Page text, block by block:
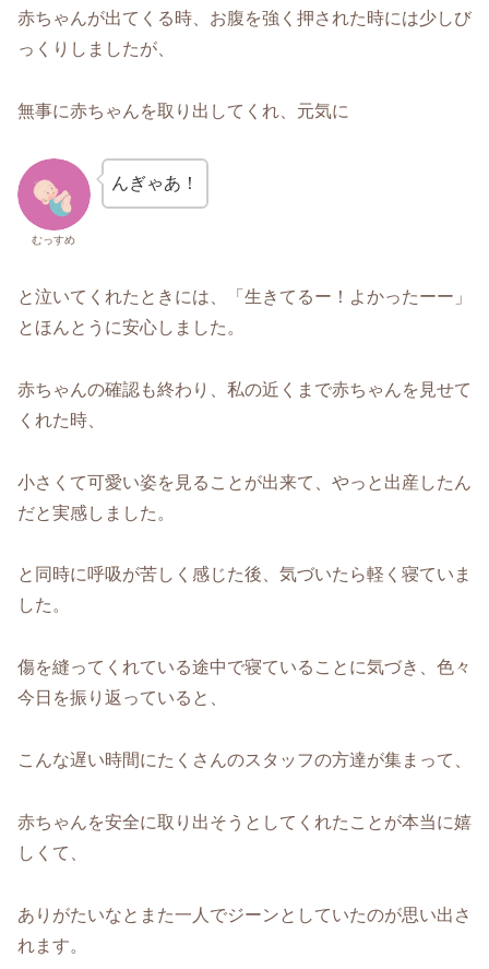
赤ちゃんが出てくる時、お腹を強く押された時には少しび
っくりしましたが、
無事に赤ちゃんを取り出してくれ、元気に
むっすめ
んぎゃあ！
と泣いてくれたときには、「生きてるー！よかったーー」
とほんとうに安心しました。
赤ちゃんの確認も終わり、私の近くまで赤ちゃんを見せて
くれた時、
小さくて可愛い姿を見ることが出来て、やっと出産したん
だと実感しました。
と同時に呼吸が苦しく感じた後、気づいたら軽く寝ていま
した。
傷を縫ってくれている途中で寝ていることに気づき、色々
今日を振り返っていると、
こんな遅い時間にたくさんのスタッフの方達が集まって、
赤ちゃんを安全に取り出そうとしてくれたことが本当に嬉
しくて、
ありがたいなとまた一人でジーンとしていたのが思い出さ
れます。